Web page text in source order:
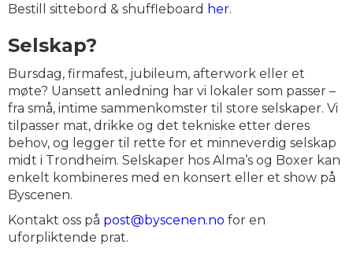
Bestill sittebord & shuffleboard her.
Selskap?
Bursdag, firmafest, jubileum, afterwork eller et
møte? Uansett anledning har vi lokaler som passer –
fra små, intime sammenkomster til store selskaper. Vi
tilpasser mat, drikke og det tekniske etter deres
behov, og legger til rette for et minneverdig selskap
midt i Trondheim. Selskaper hos Alma’s og Boxer kan
enkelt kombineres med en konsert eller et show på
Byscenen.
Kontakt oss på post@byscenen.no for en
uforpliktende prat.